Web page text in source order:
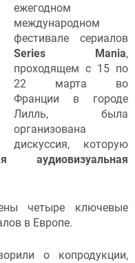
ежегодном
международном
фестивале сериалов
Series Mania,
проходящем с 15 по
22 марта во
Франции в городе
Лилль, была
организована
дискуссия, которую
аудиовизуальная
четыре ключевые
в Европе.
о копродукции,